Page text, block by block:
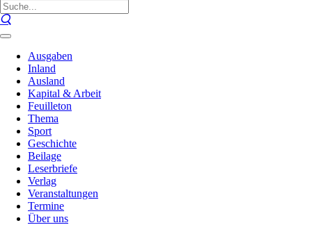
Ausgaben
Inland
Ausland
Kapital & Arbeit
Feuilleton
Thema
Sport
Geschichte
Beilage
Leserbriefe
Verlag
Veranstaltungen
Termine
Über uns